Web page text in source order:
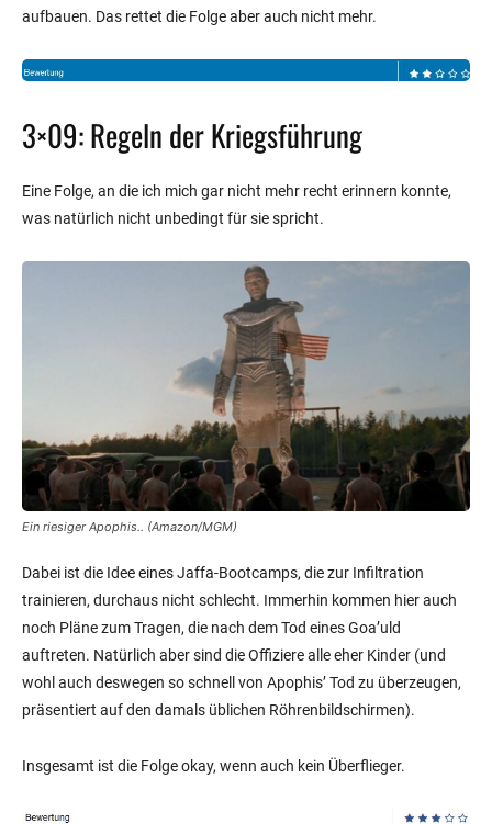
aufbauen. Das rettet die Folge aber auch nicht mehr.
3×09: Regeln der Kriegsführung
Eine Folge, an die ich mich gar nicht mehr recht erinnern konnte,
was natürlich nicht unbedingt für sie spricht.
Ein riesiger Apophis.. (Amazon/MGM)
Dabei ist die Idee eines Jaffa-Bootcamps, die zur Infiltration
trainieren, durchaus nicht schlecht. Immerhin kommen hier auch
noch Pläne zum Tragen, die nach dem Tod eines Goa’uld
auftreten. Natürlich aber sind die Offiziere alle eher Kinder (und
wohl auch deswegen so schnell von Apophis’ Tod zu überzeugen,
präsentiert auf den damals üblichen Röhrenbildschirmen).
Insgesamt ist die Folge okay, wenn auch kein Überflieger.